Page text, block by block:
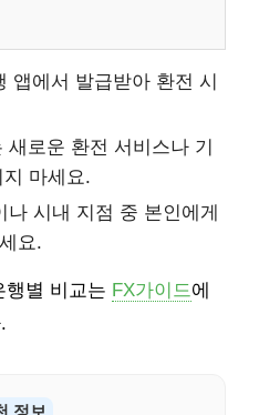
앱에서 발급받아 환전 시
새로운 환전 서비스나 기
마세요.
나 시내 지점 중 본인에게
요.
행별 비교는 FX가이드에
정보